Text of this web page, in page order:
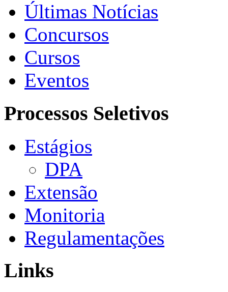
Últimas Notícias
Concursos
Cursos
Eventos
Processos Seletivos
Estágios
DPA
Extensão
Monitoria
Regulamentações
Links